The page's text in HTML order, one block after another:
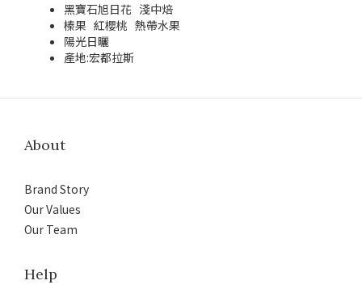
黑寶石旭日花 淺中焙
榛果 紅櫻桃 熱帶水果
陽光日曬
產地:宏都拉斯
About
Brand Story
Our Values
Our Team
Help